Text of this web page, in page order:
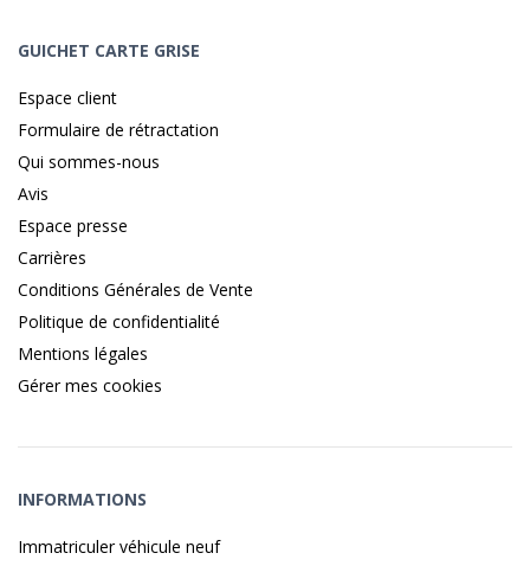
GUICHET CARTE GRISE
Espace client
Formulaire de rétractation
Qui sommes-nous
Avis
Espace presse
Carrières
Conditions Générales de Vente
Politique de confidentialité
Mentions légales
Gérer mes cookies
INFORMATIONS
Immatriculer véhicule neuf